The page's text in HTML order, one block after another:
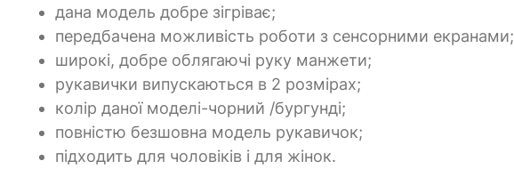
дана модель добре зігріває;
передбачена можливість роботи з сенсорними екранами;
широкі, добре облягаючі руку манжети;
рукавички випускаються в 2 розмірах;
колір даної моделі-чорний /бургунді;
повністю безшовна модель рукавичок;
підходить для чоловіків і для жінок.